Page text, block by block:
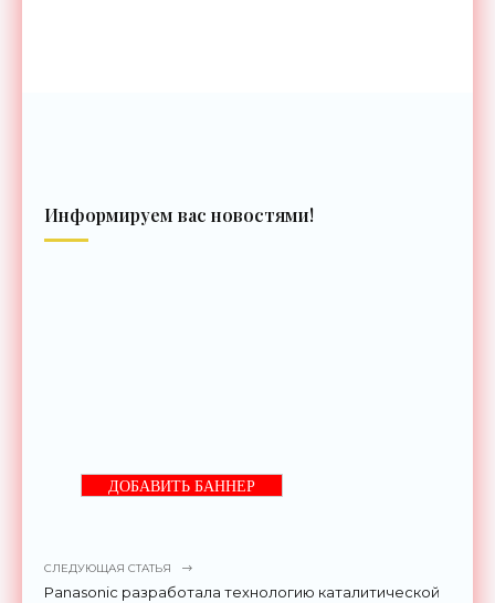
Информируем вас новостями!
ДОБАВИТЬ БАННЕР
СЛЕДУЮЩАЯ СТАТЬЯ
Panasonic разработала технологию каталитической